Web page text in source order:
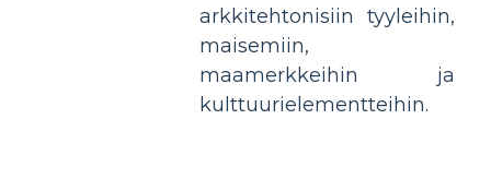
arkkitehtonisiin tyyleihin,
maisemiin,
maamerkkeihin ja
kulttuurielementteihin.